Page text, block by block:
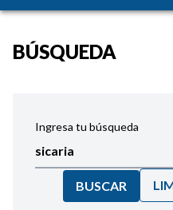
BÚSQUEDA
Ingresa tu búsqueda
BUSCAR